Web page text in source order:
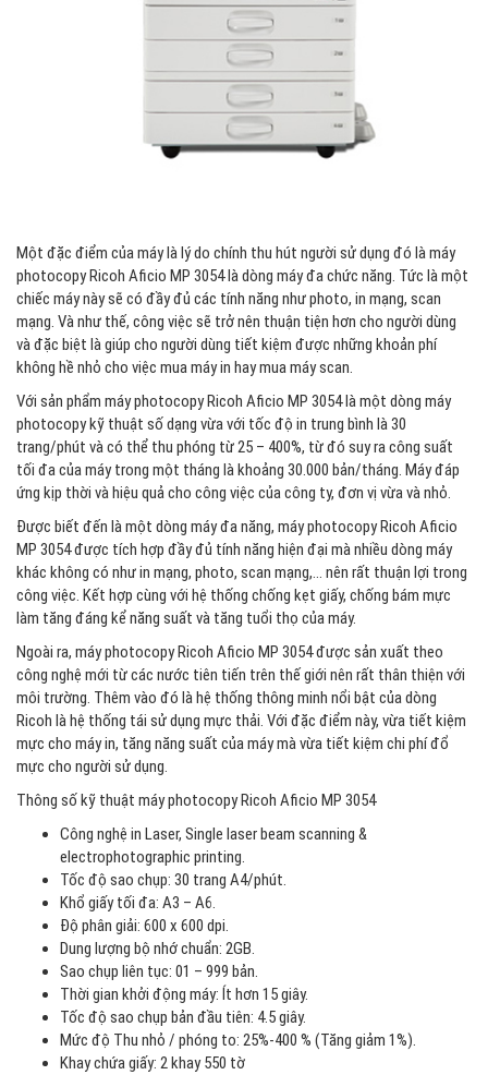
Một đặc điểm của máy là lý do chính thu hút người sử dụng đó là máy
photocopy Ricoh Aficio MP 3054 là dòng máy đa chức năng. Tức là một
chiếc máy này sẽ có đầy đủ các tính năng như photo, in mạng, scan
mạng. Và như thế, công việc sẽ trở nên thuận tiện hơn cho người dùng
và đặc biệt là giúp cho người dùng tiết kiệm được những khoản phí
không hề nhỏ cho việc mua máy in hay mua máy scan.
Với sản phẩm máy photocopy Ricoh Aficio MP 3054 là một dòng máy
photocopy kỹ thuật số dạng vừa với tốc độ in trung bình là 30
trang/phút và có thể thu phóng từ 25 – 400%, từ đó suy ra công suất
tối đa của máy trong một tháng là khoảng 30.000 bản/tháng. Máy đáp
ứng kịp thời và hiệu quả cho công việc của công ty, đơn vị vừa và nhỏ.
Được biết đến là một dòng máy đa năng, máy photocopy Ricoh Aficio
MP 3054 được tích hợp đầy đủ tính năng hiện đại mà nhiều dòng máy
khác không có như in mạng, photo, scan mạng,… nên rất thuận lợi trong
công việc. Kết hợp cùng với hệ thống chống kẹt giấy, chống bám mực
làm tăng đáng kể năng suất và tăng tuổi thọ của máy.
Ngoài ra, máy photocopy Ricoh Aficio MP 3054 được sản xuất theo
công nghệ mới từ các nước tiên tiến trên thế giới nên rất thân thiện với
môi trường. Thêm vào đó là hệ thống thông minh nổi bật của dòng
Ricoh là hệ thống tái sử dụng mực thải. Với đặc điểm này, vừa tiết kiệm
mực cho máy in, tăng năng suất của máy mà vừa tiết kiệm chi phí đổ
mực cho người sử dụng.
Thông số kỹ thuật máy photocopy Ricoh Aficio MP 3054
Công nghệ in Laser, Single laser beam scanning &
electrophotographic printing.
Tốc độ sao chụp: 30 trang A4/phút.
Khổ giấy tối đa: A3 – A6.
Độ phân giải: 600 x 600 dpi.
Dung lượng bộ nhớ chuẩn: 2GB.
Sao chụp liên tục: 01 – 999 bản.
Thời gian khởi động máy: Ít hơn 15 giây.
Tốc độ sao chụp bản đầu tiên: 4.5 giây.
Mức độ Thu nhỏ / phóng to: 25%-400 % (Tăng giảm 1%).
Khay chứa giấy: 2 khay 550 tờ